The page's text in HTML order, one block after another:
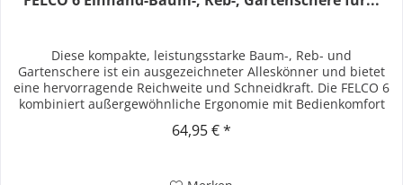
Diese kompakte, leistungsstarke Baum-, Reb- und
Gartenschere ist ein ausgezeichneter Alleskönner und bietet
eine hervorragende Reichweite und Schneidkraft. Die FELCO 6
kombiniert außergewöhnliche Ergonomie mit Bedienkomfort
64,95 € *